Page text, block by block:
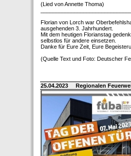
(Lied von Annette Thoma)
Florian von Lorch war
ausgehenden 3. Jahrhundert.
Mit dem heutigen Florianstag
selbstlos für andere einsetzen.
Danke für Eure Zeit, Eure
(Quelle Text und Foto: Deutscher
25.04.2023 Regionalen